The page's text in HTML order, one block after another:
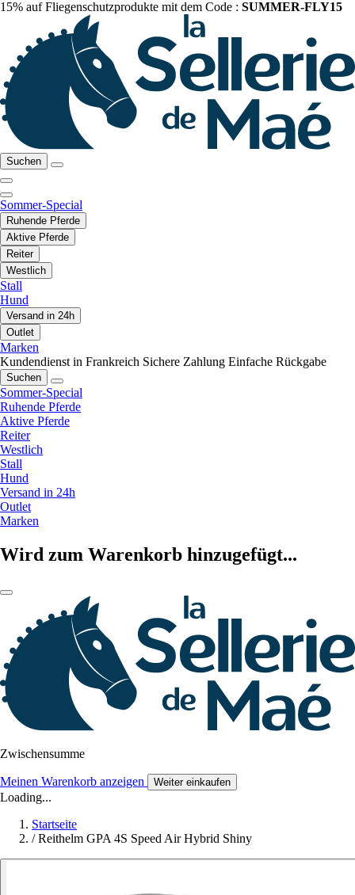
15% auf Fliegenschutzprodukte mit dem Code : SUMMER-FLY15
Suchen
Sommer-Special
Ruhende Pferde
Aktive Pferde
Reiter
Westlich
Stall
Hund
Versand in 24h
Outlet
Marken
Kundendienst in Frankreich Sichere Zahlung Einfache Rückgabe
Suchen
Sommer-Special
Ruhende Pferde
Aktive Pferde
Reiter
Westlich
Stall
Hund
Versand in 24h
Outlet
Marken
Wird zum Warenkorb hinzugefügt...
Zwischensumme
Meinen Warenkorb anzeigen Weiter einkaufen
Loading...
Startseite
/ Reithelm GPA 4S Speed Air Hybrid Shiny